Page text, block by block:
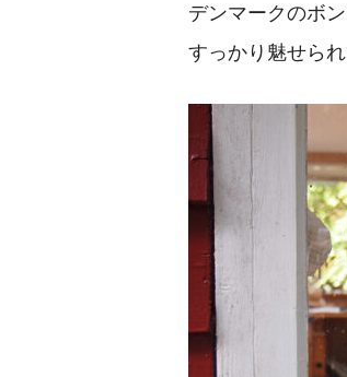
デンマークのボ
すっかり魅せら